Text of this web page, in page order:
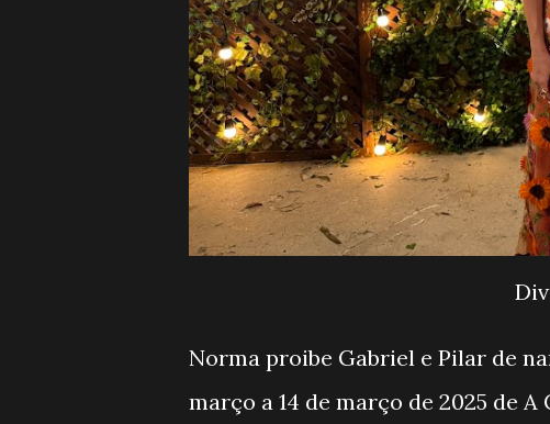
Norma proibe Gabriel e Pilar de
março a 14 de março de 2025 de